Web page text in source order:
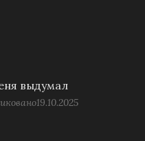
выдумал
19.10.2025